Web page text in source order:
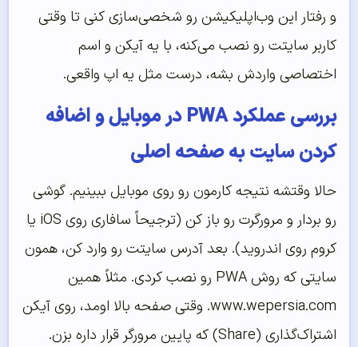
و رفتار این وب‌اپلیکیشن رو شخصی‌سازی کنی تا وقتی
کاربر سایتت رو نصب می‌کنه، با یه آیکن و اسم
اختصاصی واردش بشه، درست مثل یه اپ واقعی.
بررسی عملکرد PWA در موبایل و اضافه
کردن سایت به صفحه اصلی
حالا وقتشه نتیجه کارمون رو روی موبایل ببینیم. گوشی
رو بردار و مرورگرت رو باز کن (ترجیحاً سافاری روی iOS یا
کروم روی اندروید). بعد آدرس سایتت رو وارد کن، همون
سایتی که روش PWA رو نصب کردی. مثلاً همین
www.wepersia.com. وقتی صفحه بالا اومد، روی آیکن
اشتراک‌گذاری (Share) که پایین مرورگر قرار داره بزن.